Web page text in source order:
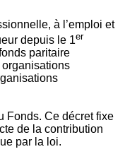
à l’emploi et
depuis le 1er
paritaire
Fonds. Ce décret fixe
de la contribution
par la loi.